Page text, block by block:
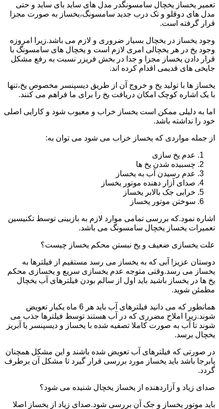
تعمیر یخساز یخچال سامسونگدر مدل های ساید بای ساید و حتی
مدل های دوقلو و تک درب جدید سامسونگ،یخساز به صورت مجزا
قرار گرفته است.
وجود یخساز در یخچال بسیار ضروری و لازم می باشد.زیرا امروزه
وجود یخ در هر یخچالی امری لازم است و یخچال های سامسونگ با
قرار دادن یخساز مجزا و جدا در بخش فریزر نسبت به رفع مشکل
جایخی های قدیمی اقدام کرده اند.
یخساز ها با تولید یخ و خروج آن از طریق دیسپنسر مخصوص یخ،تنها
با یک اشاره کوچک امکان دریافت یخ را برای ما فراهم می کنند.
اما به دلیلی ممکن است یخساز خراب و معیوب شود و کارایی اصلی
خود را نداشته باشد.
از جمله مواردی که یخساز خراب می شود می توان به:
عدم یخ سازی
چسبیده شدن یخ ها
عدم رسیدن آب به یخساز
صدای آزار دهنده موتور یخساز
خرابی جک بالابر یخساز
سوختن موتور یخساز
اشاره نمود.که بررسی تمامی موارد لازم به بازبینی توسط تکنیسین
تعمیرات یخساز یخچال سامسونگ می باشد.
علت یخسازی ضعیف و یخ نبستن محکم یخساز چیست؟
دوستان عزیز! آبی که به یخساز می رسد مستقیم از فیلترها به
یخساز می رسد.وقتی متوجه عدم یخسازی سریع و یخسازی محکم
یخ ها در یخساز باشید باید اول از سالم بودن فیلترهای آب یخچال
مطمئن شوید.
همانطور که می دانید فیلترهای آب باید هر 6 ماه یکبار تعویض
شوند.زیرا املاح مضرری که در آب هستند توسط فیلترها جذب می
شوند تا آب به صورت کاملا تصفیه شده با یخساز و دیسپنسر یا آبریز
یخچال برسد.
در صورتی که فیلترهای آب تعویض شده باشند و این مشکل همچنان
پابرجا باشد باید یخساز مورد بررسی قرار گیرد تا مشکل آن برطرف
گردد.
صدای زیاد و آزاردهنده از یخساز یخچال شنیده می شود؟
باید موتور یخساز و جک آن بررسی شود.صدای زیاد از یخساز اصلا